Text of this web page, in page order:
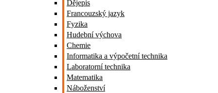
Dějepis
Francouzský jazyk
Fyzika
Hudební výchova
Chemie
Informatika a výpočetní technika
Laboratorní technika
Matematika
Náboženství